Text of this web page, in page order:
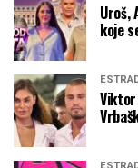
Uroš,
koje
Viktor